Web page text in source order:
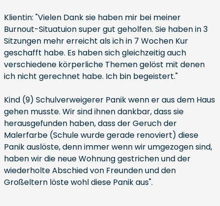
Klientin: "Vielen Dank sie haben mir bei meiner
Burnout-Situatuion super gut geholfen. Sie haben in 3
Sitzungen mehr erreicht als ich in 7 Wochen Kur
geschafft habe. Es haben sich gleichzeitig auch
verschiedene körperliche Themen gelöst mit denen
ich nicht gerechnet habe. Ich bin begeistert."
Kind (9) Schulverweigerer Panik wenn er aus dem Haus
gehen musste. Wir sind ihnen dankbar, dass sie
herausgefunden haben, dass der Geruch der
Malerfarbe (Schule wurde gerade renoviert) diese
Panik auslöste, denn immer wenn wir umgezogen sind,
haben wir die neue Wohnung gestrichen und der
wiederholte Abschied von Freunden und den
Großeltern löste wohl diese Panik aus".